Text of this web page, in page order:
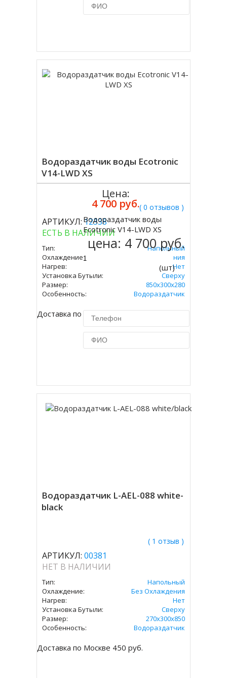
Водораздатчик воды Ecotronic
V14-LWD XS
( 0 отзывов )
АРТИКУЛ:12338
ЕСТЬ В НАЛИЧИИ
Тип:
Напольный
Охлаждение:
Без Охлаждения
Нагрев:
Нет
Установка Бутыли:
Сверху
Размер:
850x300x280
Особенность:
Водораздатчик
Доставка по Москве 450 руб.
Цена:
4 700 руб.
Купить
Водораздатчик воды
Ecotronic V14-LWD XS
цена: 4 700 руб.
(шт)
Водораздатчик L-AEL-088 white-
black
( 1 отзыв )
АРТИКУЛ: 00381
НЕТ В НАЛИЧИИ
Тип:
Напольный
Охлаждение:
Без Охлаждения
Нагрев:
Нет
Установка Бутыли:
Сверху
Размер:
270х300х850
Особенность:
Водораздатчик
Доставка по Москве 450 руб.